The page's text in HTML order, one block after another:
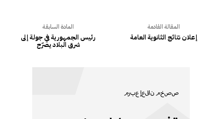
المادة السابقة
رئيس الجمهورية في جولة إلى
شرق البلاد يصرّح
المقالة القادمة
إعلان نتائج الثانوية العامة